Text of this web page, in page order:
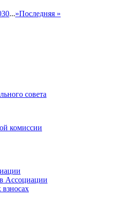
30...»Последняя »
совета
комиссии
Ассоциации